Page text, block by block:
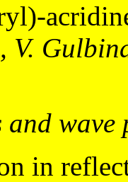
wave
in